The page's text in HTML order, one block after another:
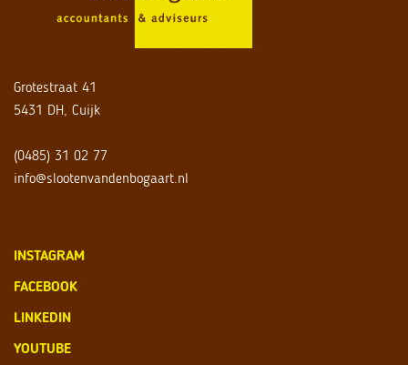
Grotestraat 41
5431 DH, Cuijk
(0485) 31 02 77
info@slootenvandenbogaart.nl
INSTAGRAM
FACEBOOK
LINKEDIN
YOUTUBE